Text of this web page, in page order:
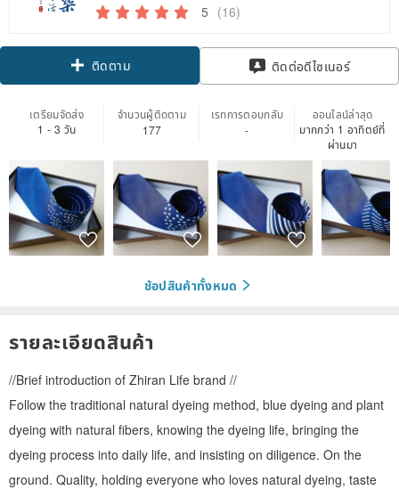
5 (16)
ติดตาม ติดต่อดีไซเนอร์
เตรียมจัดส่ง
1 - 3 วัน
จำนวนผู้ติดตาม
177
เรทการตอบกลับ
-
ออนไลน์ล่าสุด
มากกว่า 1 อาทิตย์ที่
ผ่านมา
ช้อปสินค้าทั้งหมด
รายละเอียดสินค้า
//Brief introduction of Zhiran Life brand //
Follow the traditional natural dyeing method, blue dyeing and plant
dyeing with natural fibers, knowing the dyeing life, bringing the
dyeing process into daily life, and insisting on diligence. On the
ground. Quality, holding everyone who loves natural dyeing, taste